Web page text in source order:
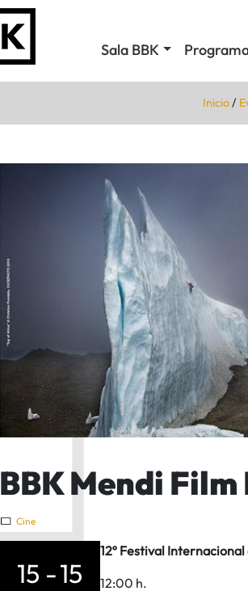
Sala BBK
Inicio/
BBK Mendi
Cine
15 -15
12º Festival
12:00 h.